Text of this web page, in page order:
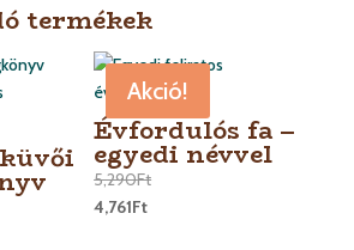
termékek
Akció!
Évfordulós fa –
egyedi névvel
5,290Ft
4,761Ft